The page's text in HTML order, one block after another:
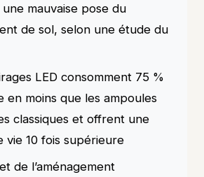
mauvaise pose du
de sol, selon une étude du
LED consomment 75 %
en moins que les ampoules
classiques et offrent une
vie 10 fois supérieure
de l’aménagement